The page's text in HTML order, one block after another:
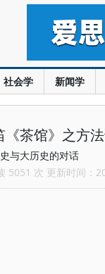
社会学 新闻学
《茶馆》之方
与大历史的对话
5051 次 更新时间：